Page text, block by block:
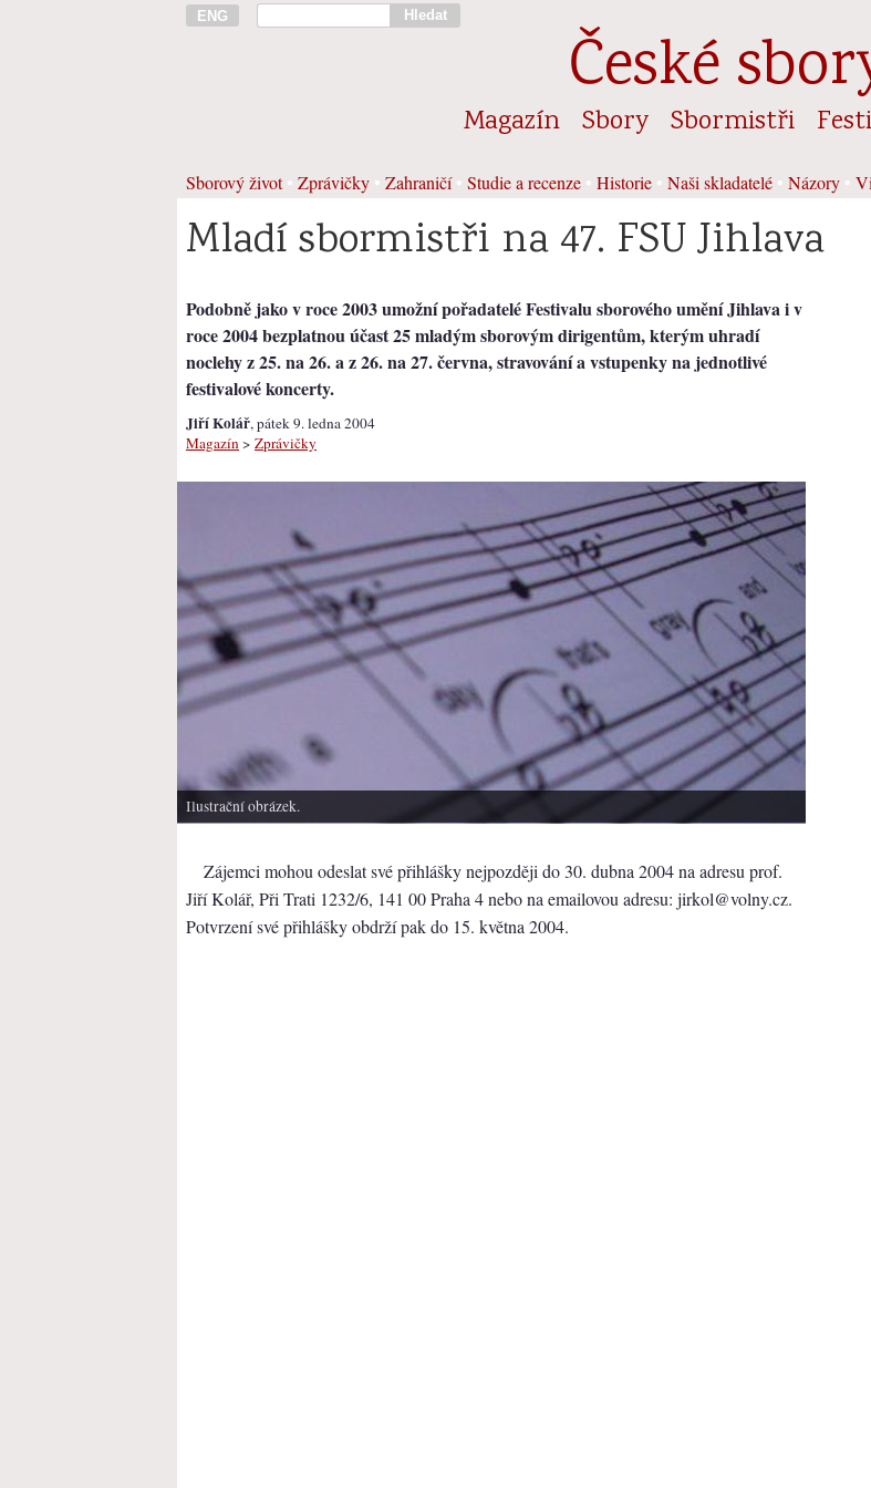
ENG Hledat
České
Magazín Sbory Sbormistři
Sborový život• Zprávičky Zahraničí• Studie a recenze Historie Naši skladatelé Názory
Mladí sbormistři na 47. FSU Jihlava
Podobně jako v roce 2003 umožní pořadatelé Festivalu sborového umění Jihlava i v
roce 2004 bezplatnou účast 25 mladým sborovým dirigentům, kterým uhradí
noclehy z 25. na 26. a z 26. na 27. června, stravování a vstupenky na jednotlivé
festivalové koncerty.
Jiří Kolář, pátek 9. ledna 2004
Magazín > Zprávičky
Ilustrační obrázek.
Zájemci mohou odeslat své přihlášky nejpozději do 30. dubna 2004 na adresu prof.
Jiří Kolář, Při Trati 1232/6, 141 00 Praha 4 nebo na emailovou adresu: jirkol@volny.cz.
Potvrzení své přihlášky obdrží pak do 15. května 2004.